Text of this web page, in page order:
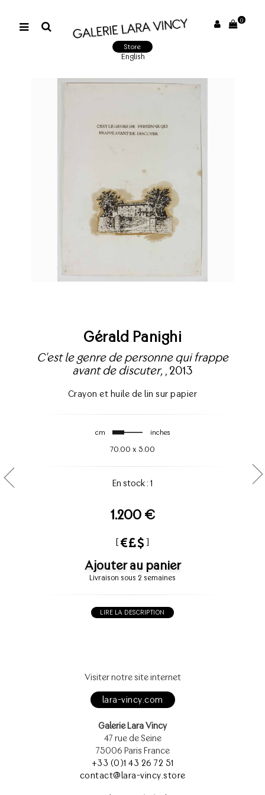
0
Store
English
Gérald Panighi
C'est le genre de personne qui frappe
avant de discuter,, 2013
Crayon et huile de lin sur papier
cm inches
70.00 x 5.00
En stock : 1
1.200 €
[ ]
Ajouter au panier
Livraison sous 2 semaines
LIRE LA DESCRIPTION
Visiter notre site internet
lara-vincy.com
Galerie Lara Vincy
47 rue de Seine
75006 Paris France
+33 (0)1 43 26 72 51
contact@lara-vincy.store